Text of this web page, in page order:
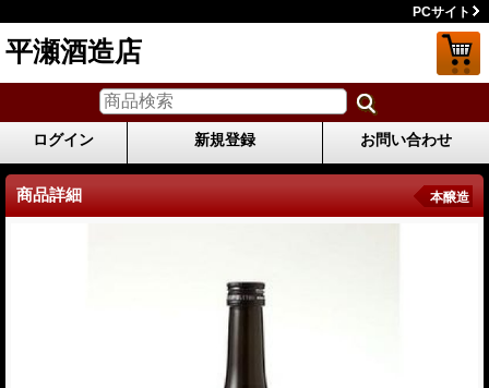
PCサイト
平瀬酒造店
ログイン 新規登録 お問い合わせ
商品詳細 本醸造